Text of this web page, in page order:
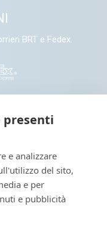
presenti
e analizzare
del sito,
e per
e pubblicità
BRT e Fedex.
canali social
nostro